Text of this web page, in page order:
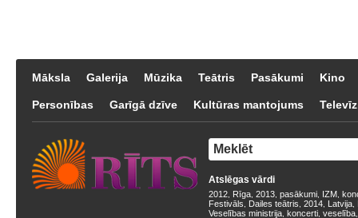
Māksla Galerija Mūzika Teātris Pasākumi Kino
Personības Garīgā dzīve Kultūras mantojums
Atslēgas vārdi
2012 Rīga 2013 pasākumi IZM
Festivāls
Dailes teātris 2014 Latvija
Veselības ministrija koncerti veselība